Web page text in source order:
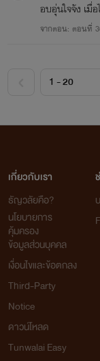
อบอุ่นใจจัง เมื่
จากตอน: ตอนที่
เกี่ยวกับเรา
ธัญวลัยคือ?
นโยบายการ
คุ้มครอง
ข้อมูลส่วนบุคคล
เงื่อนไขและข้อตกลง
Third-Party
Notice
ดาวน์โหลด
Tunwalai Easy